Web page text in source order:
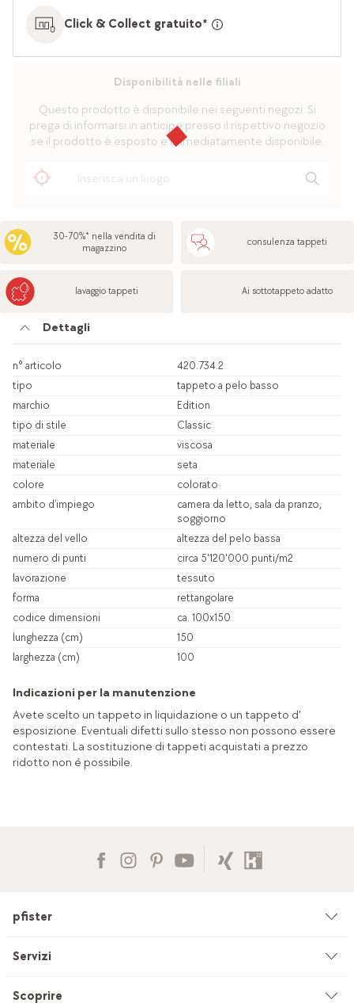
Click & Collect gratuito*
Disponibilità nelle filiali
Questo prodotto è disponibile nei seguenti negozi. Si
prega di informarsi in anticipo presso il rispettivo negozio
se il prodotto è esposto e immediatamente disponibile.
30-70%* nella vendita di
magazzino
consulenza tappeti
lavaggio tappeti Ai sottotappeto adatto
Dettagli
n° articolo
420.734.2
tipo
tappeto a pelo basso
marchio
Edition
tipo di stile
Classic
materiale
viscosa
materiale
seta
colore
colorato
ambito d’impiego
camera da letto, sala da pranzo,
soggiorno
altezza del vello
altezza del pelo bassa
numero di punti
circa 5'120'000 punti/m2
lavorazione
tessuto
forma
rettangolare
codice dimensioni
ca. 100x150
lunghezza (cm)
150
larghezza (cm)
100
Indicazioni per la manutenzione
Avete scelto un tappeto in liquidazione o un tappeto d'
esposizione. Eventuali difetti sullo stesso non possono essere
contestati. La sostituzione di tappeti acquistati a prezzo
ridotto non é possibile.
pfister
Azienda
Servizi
Consulenza
Scoprire